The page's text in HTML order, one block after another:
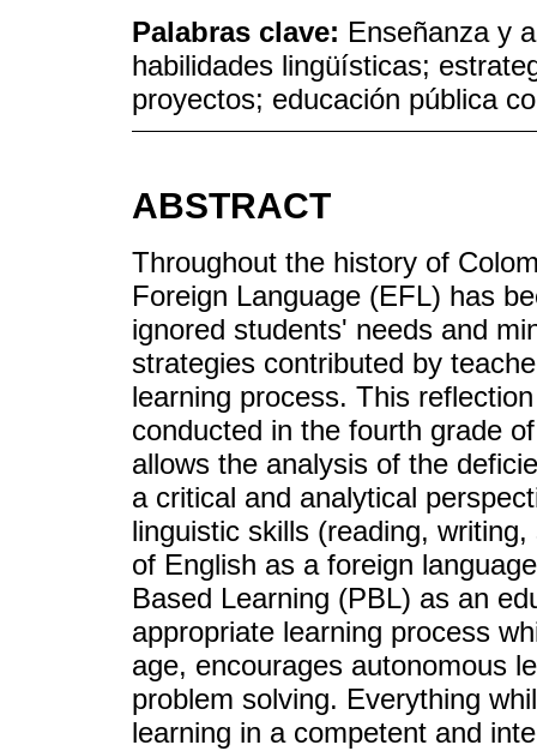
Palabras clave: Enseñanza y
habilidades lingüísticas;
proyectos; educación pública
ABSTRACT
Throughout the history of
Foreign Language (EFL) has
ignored students' needs and
strategies contributed by
learning process. This
conducted in the fourth grade
allows the analysis of the
a critical and analytical
linguistic skills (reading,
of English as a foreign
Based Learning (PBL) as an
appropriate learning process
age, encourages autonomous
problem solving. Everything
learning in a competent and